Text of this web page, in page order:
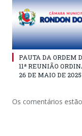
PAUTA DA ORDEM
11ª REUNIÃO
26 DE MAIO DE 2025
Os comentários